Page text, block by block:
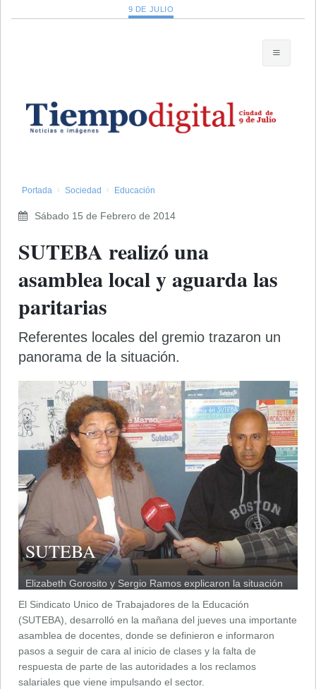
9 DE JULIO
Portada Sociedad Educación
Sábado 15 de Febrero de 2014
SUTEBA realizó una
asamblea local y aguarda las
paritarias
Referentes locales del gremio trazaron un
panorama de la situación.
SUTEBA
Elizabeth Gorosito y Sergio Ramos explicaron la situación
gremial docente.
El Sindicato Unico de Trabajadores de la Educación
(SUTEBA), desarrolló en la mañana del jueves una importante
asamblea de docentes, donde se definieron e informaron
pasos a seguir de cara al inicio de clases y la falta de
respuesta de parte de las autoridades a los reclamos
salariales que viene impulsando el sector.